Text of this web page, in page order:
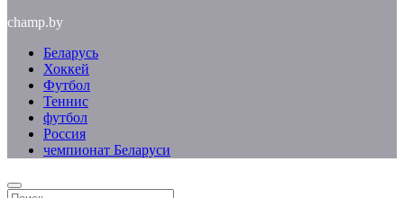
champ.by
Беларусь
Хоккей
Футбол
Теннис
футбол
Россия
чемпионат Беларуси